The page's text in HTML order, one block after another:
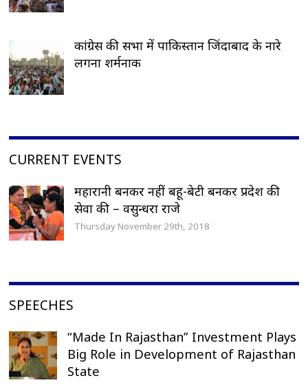
कांग्रेस की सभा में पाकिस्तान जिंदाबाद के नारे
लगना शर्मनाक
CURRENT EVENTS
महारानी बनकर नहीं बहू-बेटी बनकर प्रदेश की
सेवा की – वसुन्धरा राजे
Thursday November 29th, 2018
SPEECHES
“Made In Rajasthan” Investment Plays
Big Role in Development of Rajasthan
State